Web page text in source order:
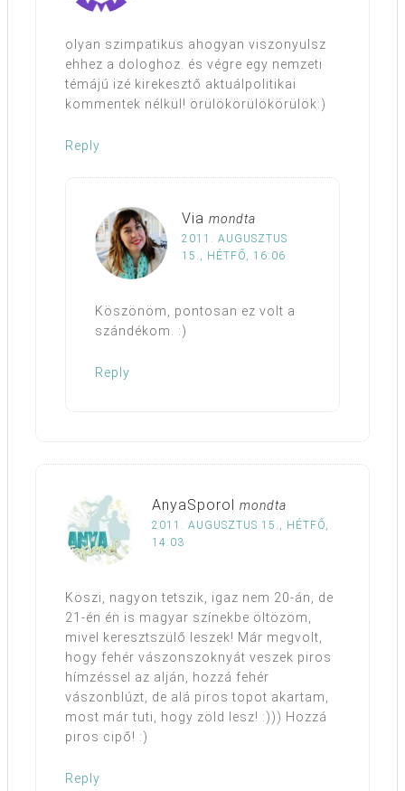
olyan szimpatikus ahogyan viszonyulsz
ehhez a dologhoz. és végre egy nemzeti
témájú izé kirekesztő aktuálpolitikai
kommentek nélkül! örülökörülökörülök:)
Reply
Via mondta
2011. AUGUSZTUS
15., HÉTFŐ, 16:06
Köszönöm, pontosan ez volt a
szándékom. :)
Reply
AnyaSporol mondta
2011. AUGUSZTUS 15., HÉTFŐ,
14:03
Köszi, nagyon tetszik, igaz nem 20-án, de
21-én én is magyar színekbe öltözöm,
mivel keresztszülő leszek! Már megvolt,
hogy fehér vászonszoknyát veszek piros
hímzéssel az alján, hozzá fehér
vászonblúzt, de alá piros topot akartam,
most már tuti, hogy zöld lesz! :))) Hozzá
piros cipő! :)
Reply